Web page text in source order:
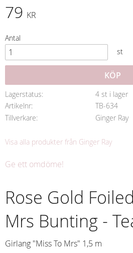
79 KR
Antal
st
KÖP
Lagerstatus
4 st i lager
Artikelnr
TB-634
Tillverkare
Ginger Ray
Visa alla produkter från Ginger Ray
Ge ett omdöme!
Rose Gold
Mrs Bunting -
Girlang "Miss To Mrs" 1,5 m